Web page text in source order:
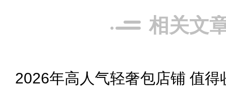
相关文
2026年高人气轻奢包店铺 值得